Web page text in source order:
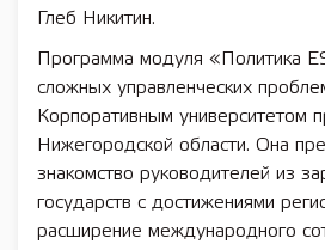
Глеб Никитин.
Программа модуля «Политика
сложных управленческих
Корпоративным университетом
Нижегородской области. Она
знакомство руководителей из
государств с достижениями
расширение международного